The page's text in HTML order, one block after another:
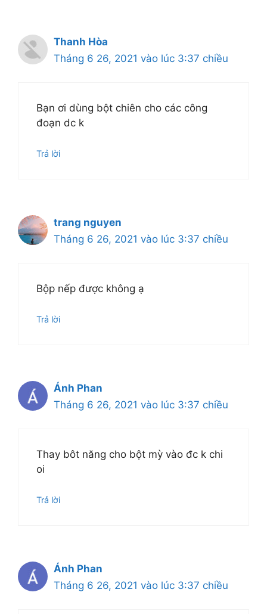
Thanh Hòa
Tháng 6 26, 2021 vào lúc 3:37 chiều
Bạn ơi dùng bột chiên cho các công
đoạn dc k
Trả lời
trang nguyen
Tháng 6 26, 2021 vào lúc 3:37 chiều
Bộp nếp được không ạ
Trả lời
Ánh Phan
Tháng 6 26, 2021 vào lúc 3:37 chiều
Thay bôt năng cho bột mỳ vào đc k chi
oi
Trả lời
Ánh Phan
Tháng 6 26, 2021 vào lúc 3:37 chiều